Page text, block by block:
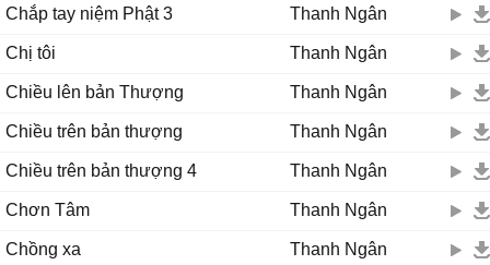
Chắp tay niệm Phật 3 Thanh Ngân
Chị tôi Thanh Ngân
Chiều lên bản Thượng Thanh Ngân
Chiều trên bản thượng Thanh Ngân
Chiều trên bản thượng 4 Thanh Ngân
Chơn Tâm Thanh Ngân
Chồng xa Thanh Ngân